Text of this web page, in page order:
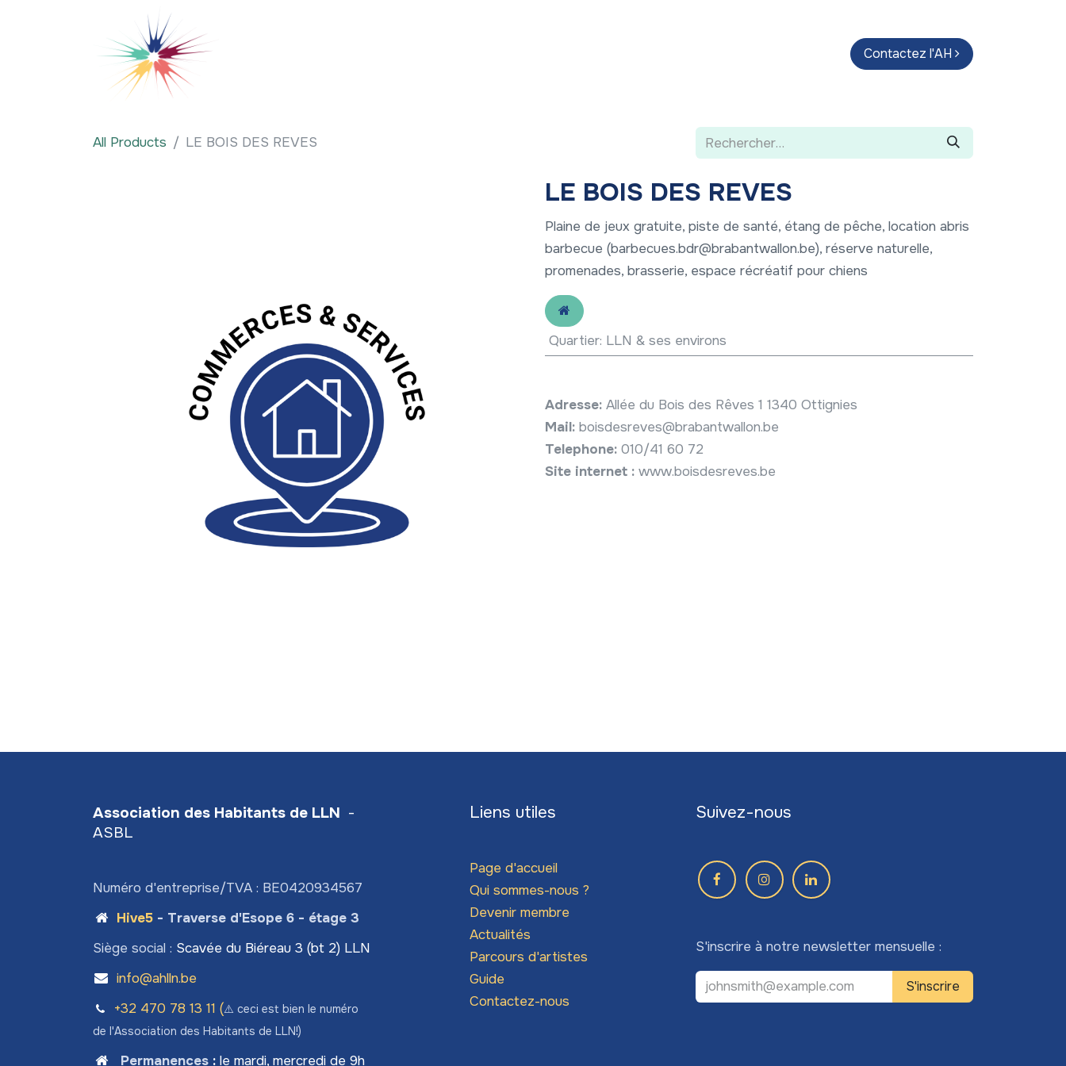
Parcours d'artistes Guide
Contactez l'AH
All Products LE BOIS DES REVES
LE BOIS DES REVES
Plaine de jeux gratuite, piste de santé, étang de pêche, location abris
barbecue (barbecues.bdr@brabantwallon.be), réserve naturelle,
promenades, brasserie, espace récréatif pour chiens
Quartier: LLN & ses environs
Adresse: Allée du Bois des Rêves 1 1340 Ottignies
Mail: boisdesreves@brabantwallon.be
Telephone: 010/41 60 72
Site internet : www.boisdesreves.be
Association des Habitants de LLN -
ASBL
Numéro d'entreprise/TVA : BE0420934567
Hive5- Traverse d'Esope 6 - étage 3
Siège social : Scavée du Biéreau 3 (bt 2) LLN
info@ahlln.be
+32 470 78​ 13 11 (⚠️ ceci est bien le numéro
de l'Association des Habitants de LLN!)
Permanences: le mardi, mercredi de 9h
Liens utiles
Page d'accueil
Qui sommes-nous ?
Devenir membre
Actualités
Parcours d'artistes
Guide
Contactez-nous
Suivez-nous
S'inscrire à notre newsletter mensuelle :
S'inscrire